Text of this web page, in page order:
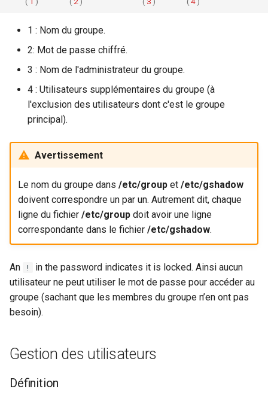
1 : Nom du groupe.
2: Mot de passe chiffré.
3 : Nom de l'administrateur du groupe.
4 : Utilisateurs supplémentaires du groupe (à
l'exclusion des utilisateurs dont c'est le groupe
principal).
Avertissement
Le nom du groupe dans /etc/groupet /etc/gshadow
doivent correspondre un par un. Autrement dit, chaque
ligne du fichier /etc/groupdoit avoir une ligne
correspondante dans le fichier /etc/gshadow.
An !
in the password indicates it is locked. Ainsi aucun
utilisateur ne peut utiliser le mot de passe pour accéder au
groupe (sachant que les membres du groupe n’en ont pas
besoin).
Gestion des utilisateurs
Définition